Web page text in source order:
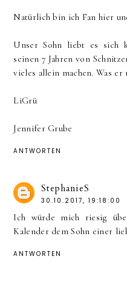
Natürlich bin ich Fan hier
Unser Sohn liebt es sich
seinen 7 Jahren von
vieles allein machen. Was
LiGrü
Jennifer Grube
ANTWORTEN
StephanieS
30.10.2017, 19:18:00
Ich würde mich riesig
Kalender dem Sohn einer
ANTWORTEN